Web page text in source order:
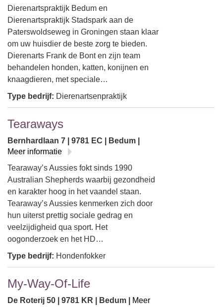
Dierenartspraktijk Bedum en
Dierenartspraktijk Stadspark aan de
Paterswoldseweg in Groningen staan klaar
om uw huisdier de beste zorg te bieden.
Dierenarts Frank de Bont en zijn team
behandelen honden, katten, konijnen en
knaagdieren, met speciale…
Type bedrijf: Dierenartsenpraktijk
Tearaways
Bernhardlaan 7 | 9781 EC | Bedum |
Meer informatie
Tearaway’s Aussies fokt sinds 1990
Australian Shepherds waarbij gezondheid
en karakter hoog in het vaandel staan.
Tearaway’s Aussies kenmerken zich door
hun uiterst prettig sociale gedrag en
veelzijdigheid qua sport. Het
oogonderzoek en het HD…
Type bedrijf: Hondenfokker
My-Way-Of-Life
De Roterij 50 | 9781 KR | Bedum |
Meer